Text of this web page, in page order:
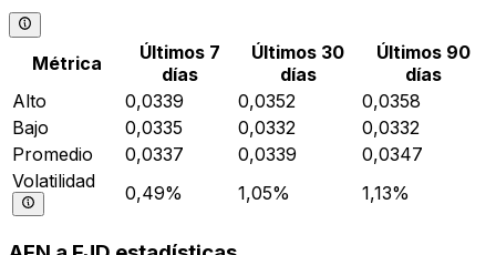
Métrica
Últimos 7
días
Últimos 30
días
Últimos 90
días
Alto
0,0339 0,0352
0,0358
Bajo
0,0335 0,0332
0,0332
Promedio
0,0337 0,0339
0,0347
Volatilidad
0,49% 1,05% 1,13%